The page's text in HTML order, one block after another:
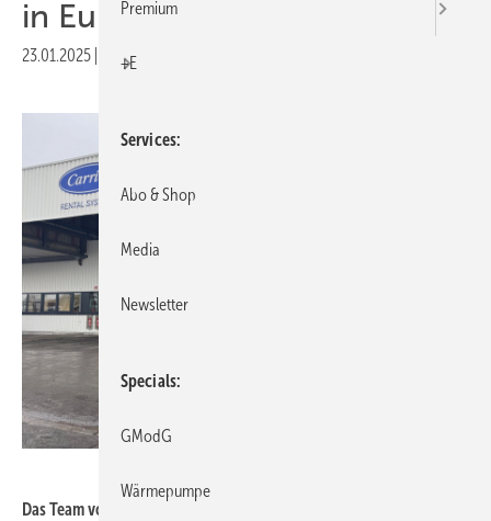
in Europa
23.01.2025 Druckvorschau
Das Team von Carrier Rental Services bedient die wachsende
Premium
+E
Services
Abo & Shop
Media
Newsletter
Specials
GModG
Wärmepumpe